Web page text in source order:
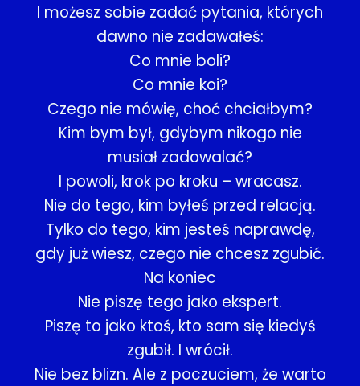
I możesz sobie zadać pytania, których
dawno nie zadawałeś:
Co mnie boli?
Co mnie koi?
Czego nie mówię, choć chciałbym?
Kim bym był, gdybym nikogo nie
musiał zadowalać?
I powoli, krok po kroku – wracasz.
Nie do tego, kim byłeś przed relacją.
Tylko do tego, kim jesteś naprawdę,
gdy już wiesz, czego nie chcesz zgubić.
Na koniec
Nie piszę tego jako ekspert.
Piszę to jako ktoś, kto sam się kiedyś
zgubił. I wrócił.
Nie bez blizn. Ale z poczuciem, że warto